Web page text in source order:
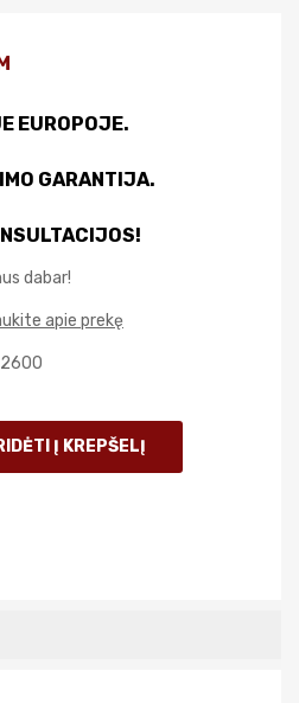
EUROPOJE.
GARANTIJA.
dabar!
apie prekę